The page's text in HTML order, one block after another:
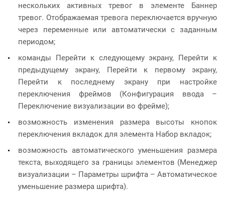
нескольких активных тревог в элементе Баннер
тревог. Отображаемая тревога переключается вручную
через переменные или автоматически с заданным
периодом;
команды Перейти к следующему экрану, Перейти к
предыдущему экрану, Перейти к первому экрану,
Перейти к последнему экрану при настройке
переключения фреймов (Конфигурация ввода –
Переключение визуализации во фрейме);
возможность изменения размера высоты кнопок
переключения вкладок для элемента Набор вкладок;
возможность автоматического уменьшения размера
текста, выходящего за границы элементов (Менеджер
визуализации – Параметры шрифта – Автоматическое
уменьшение размера шрифта).